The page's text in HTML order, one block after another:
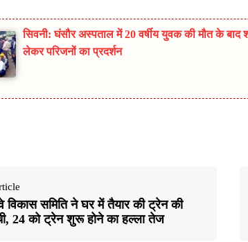
सिवनी: घंसौर अस्पताल में 20 वर्षीय युवक की मौत के
लेकर परिजनों का प्रदर्शन
विकास समिति ने घर में तैयार की ट्रेन की
24 को ट्रेन शुरू होने का हल्ला तेज